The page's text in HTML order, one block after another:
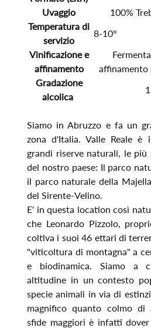
Uvaggio
100%
Temperatura di
servizio
8-10°
Vinificazione e
affinamento
affinamento
Gradazione
alcolica
Siamo in Abruzzo e fa un
zona d'Italia. Valle Reale
grandi riserve naturali, le più
del nostro paese: Il parco
il parco naturale della
del Sirente-Velino.
E' in questa location così
che Leonardo Pizzolo,
coltiva i suoi 46 ettari di
"viticoltura di montagna" a
e biodinamica. Siamo a
altitudine in un contesto
specie animali in via di
magnifico quanto colmo di
sfide maggiori è infatti